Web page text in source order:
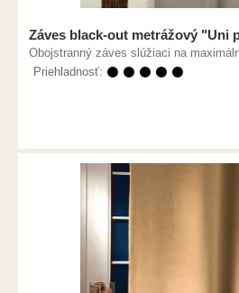
Záves black-out metrážový "Uni
Obojstranný záves slúžiaci na
Priehladnosť: ⚫ ⚫ ⚫ ⚫ ⚫